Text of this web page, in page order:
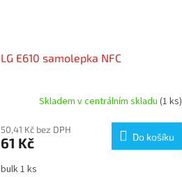
LG E610 samolepka NFC
Skladem v centrálním skladu (1 ks)
50,41 Kč bez DPH
61 Kč Do košíku
bulk 1 ks